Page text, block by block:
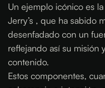
Un ejemplo icónico es
Jerry’s , que ha sabido
desenfadado con un
reflejando así su misión
contenido.
Estos componentes,